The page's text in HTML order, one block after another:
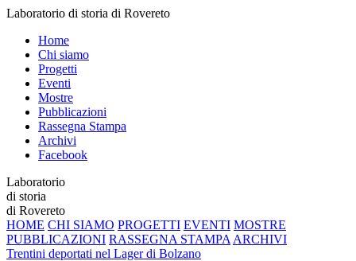
Laboratorio di storia di Rovereto
Home
Chi siamo
Progetti
Eventi
Mostre
Pubblicazioni
Rassegna Stampa
Archivi
Facebook
Laboratorio
di storia
di Rovereto
HOME CHI SIAMO PROGETTI EVENTI MOSTRE
PUBBLICAZIONI RASSEGNA STAMPA ARCHIVI
Trentini deportati nel Lager di Bolzano